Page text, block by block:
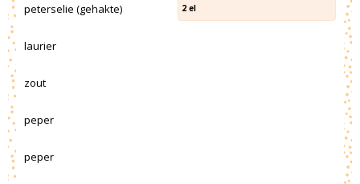
peterselie (gehakte) 2 el
laurier
zout
peper
peper